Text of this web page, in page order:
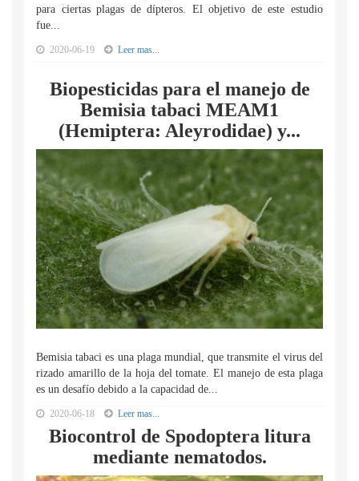
para ciertas plagas de dípteros. El objetivo de este estudio
fue...
2020-06-19 Leer mas...
Biopesticidas para el manejo de
Bemisia tabaci MEAM1
(Hemiptera: Aleyrodidae) y...
Bemisia tabaci es una plaga mundial, que transmite el virus del
rizado amarillo de la hoja del tomate. El manejo de esta plaga
es un desafío debido a la capacidad de...
2020-06-18 Leer mas...
Biocontrol de Spodoptera litura
mediante nematodos.